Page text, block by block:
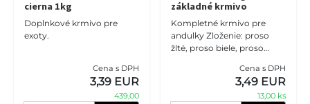
cierna 1kg
Doplnkové krmivo pre
exoty.
Cena s DPH
3,39 EUR
439,00
základné krmivo
Kompletné krmivo pre
andulky Zloženie: proso
žlté, proso biele, proso
trávy, lúpaný ovos, ľanové
semienko, arašidy, semeno
Cena s DPH
3,49 EUR
13,00 ks